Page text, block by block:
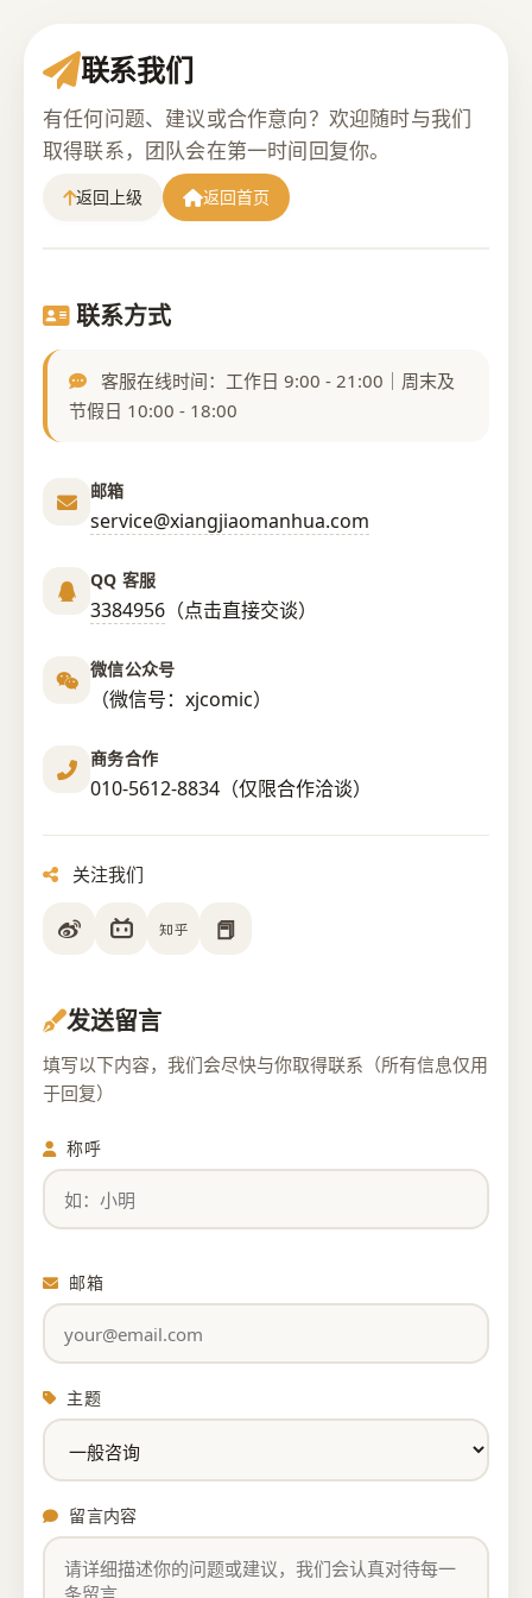
联系我们
有任何问题、建议或合作意向？欢迎随时与我们
取得联系，团队会在第一时间回复你。
返回上级 返回首页
联系方式
客服在线时间：工作日 9:00 - 21:00｜周末及
节假日 10:00 - 18:00
邮箱
service@xiangjiaomanhua.com
QQ 客服
3384956 （点击直接交谈）
微信公众号
（微信号：xjcomic）
商务合作
010-5612-8834（仅限合作洽谈）
关注我们
📕
发送留言
填写以下内容，我们会尽快与你取得联系（所有信息仅用
于回复）
称呼
邮箱
主题
留言内容